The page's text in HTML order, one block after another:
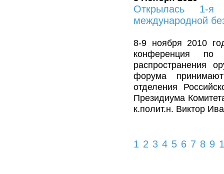
Открылась 1-
международной
8-9 ноября 2010
конференция по
распространения
форума
отделения
Президиума
к.полит.н. Виктор
1 2 3 4 5 6 7 8 9